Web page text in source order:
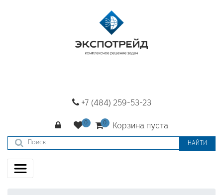
+7 (484) 259-53-23
Корзина пуста
НАЙТИ